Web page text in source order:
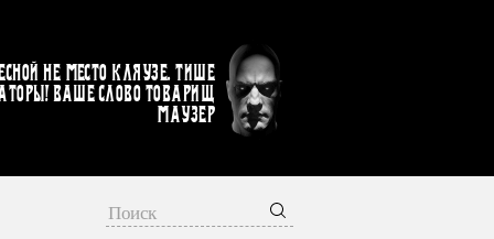
не место кляузе. Тише
Ваше слово товарищ
Маузер